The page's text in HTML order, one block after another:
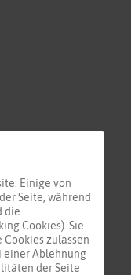
Einige von
Seite, während
die
Cookies). Sie
Cookies zulassen
einer Ablehnung
der Seite